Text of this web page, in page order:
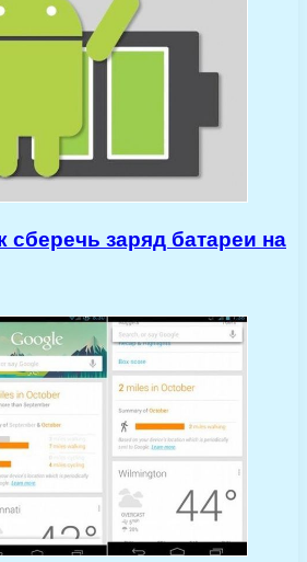
сберечь заряд батареи на